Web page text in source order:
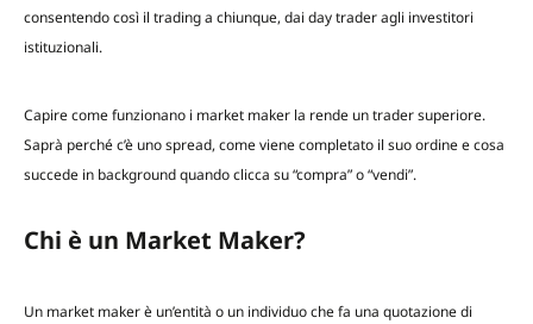
consentendo così il trading a chiunque, dai day trader agli investitori
istituzionali.
Capire come funzionano i market maker la rende un trader superiore.
Saprà perché c’è uno spread, come viene completato il suo ordine e cosa
succede in background quando clicca su “compra” o “vendi”.
Chi è un Market Maker?
Un market maker è un’entità o un individuo che fa una quotazione di